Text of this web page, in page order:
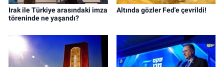
Irak ile Türkiye arasındaki imza
töreninde ne yaşandı?
Altında gözler Fed'e çevrildi!